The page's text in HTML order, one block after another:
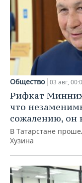
Общество 03 авг,
Рифкат
что
сожалению, он
В Татарстане
Хузина